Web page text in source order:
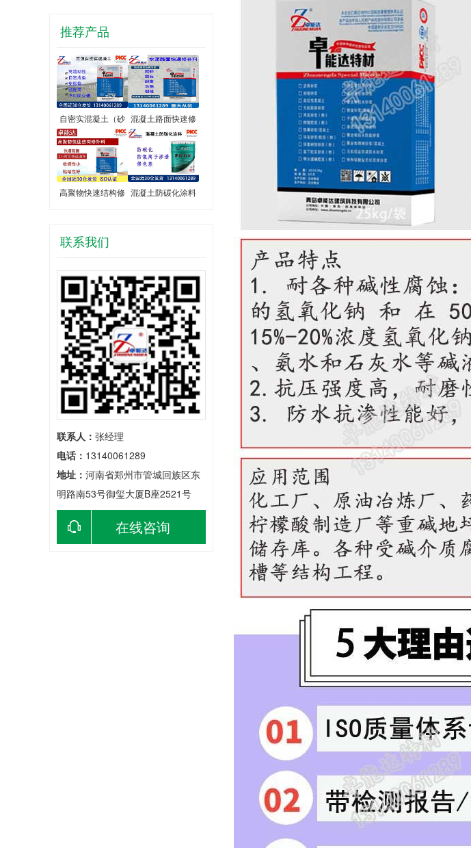
推荐产品
自密实混凝土（砂 混凝土路面快速修
高聚物快速结构修 混凝土防碳化涂料
联系我们
联系人： 张经理
电话： 13140061289
地址： 河南省郑州市管城回族区东
明路南53号御玺大厦B座2521号
在线咨询